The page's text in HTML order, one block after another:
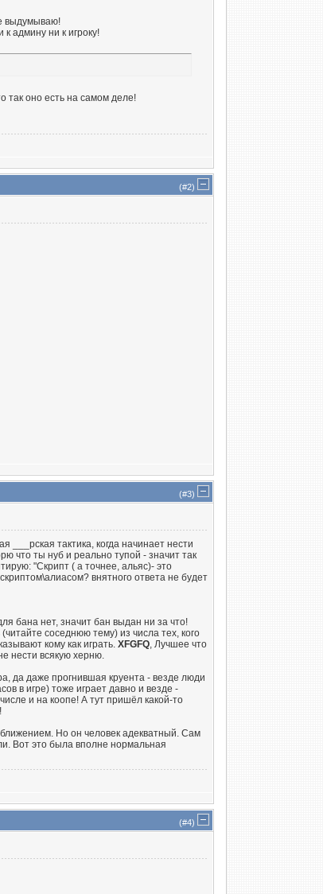
выдумываю!
админу ни к игроку!
так оно есть на самом деле!
(#2)
(#3)
___рская тактика, когда начинает нести
что ты нуб и реально тупой - значит так
"Скрипт ( а точнее, альяс)- это
внятного ответа не будет
бана нет, значит бан выдан ни за что!
соседнюю тему) из числа тех, кого
кому как играть. XFGFQ, Лучшее что
нести всякую херню.
да даже прогнившая круента - везде люди
в игре) тоже играет давно и везде -
и на коопе! А тут пришёл какой-то
Но он человек адекватный. Сам
Вот это была вполне нормальная
(#4)